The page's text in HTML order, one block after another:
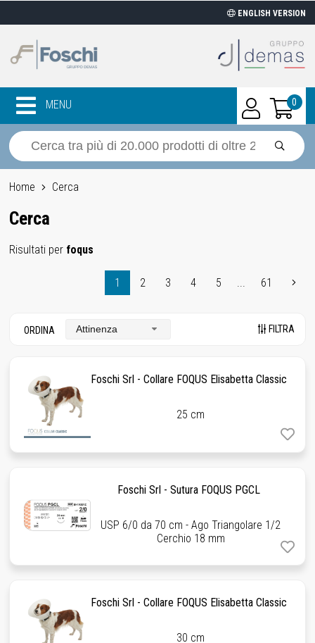
ENGLISH VERSION
0
MENU
Home Cerca
Cerca
Risultati per foqus
1 2 3 4 5 61
ORDINA Attinenza FILTRA
Foschi Srl - Collare FOQUS Elisabetta Classic
25 cm
Foschi Srl - Sutura FOQUS PGCL
USP 6/0 da 70 cm - Ago Triangolare 1/2
Cerchio 18 mm
Foschi Srl - Collare FOQUS Elisabetta Classic
30 cm